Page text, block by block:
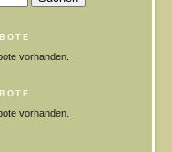
vorhanden.
vorhanden.